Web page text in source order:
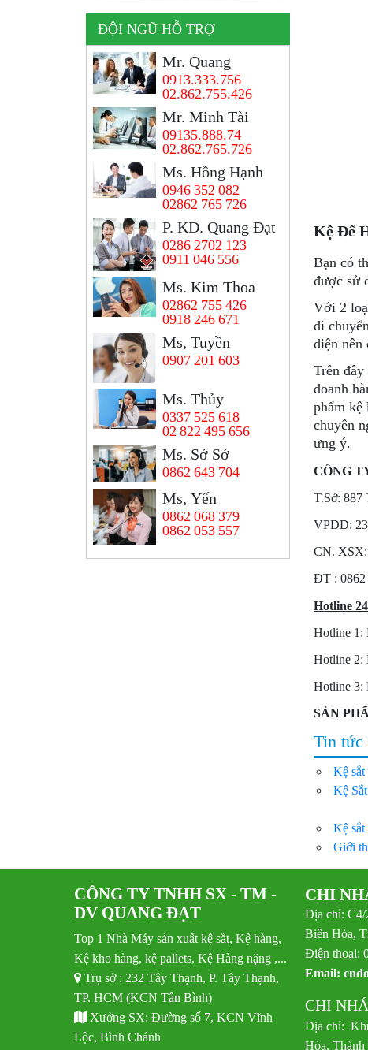
Kệ Để
Bạn có
được sử
Với 2
di
điện nên
Trên
doanh
phẩm kệ
chuyên
ưng ý.
CÔNG
T.Sở: 887
VPDD:
CN.
ÐT : 0862
Hotline
Hotline 1:
Hotline 2:
Hotline
SẢN
Tin tức
Kệ
Kệ
Kệ sắt
Giới
ĐỘI NGŨ HỖ TRỢ
Mr. Quang
0913.333.756
02.862.755.426
Mr. Minh Tài
09135.888.74
02.862.765.726
Ms. Hồng Hạnh
0946 352 082
02862 765 726
P. KD. Quang Đạt
0286 2702 123
0911 046 556
Ms. Kim Thoa
02862 755 426
0918 246 671
Ms, Tuyền
0907 201 603
Ms. Thủy
0337 525 618
02 822 495 656
Ms. Sở Sở
0862 643 704
Ms, Yến
0862 068 379
0862 053 557
CÔNG TY TNHH SX - TM -
DV QUANG ĐẠT
Top 1 Nhà Máy sản xuất kệ sắt, Kệ hàng,
Kệ kho hàng, kệ pallets, Kệ Hàng nặng ,...
Trụ sở : 232 Tây Thạnh, P. Tây Thạnh,
TP. HCM (KCN Tân Bình)
Xưởng SX: Đường số 7, KCN Vĩnh
Lộc, Bình Chánh
CHI
Địa chỉ: C4/
Biên Hòa,
Điện thoại:
Email:
CHI
Địa chỉ:
Hòa,